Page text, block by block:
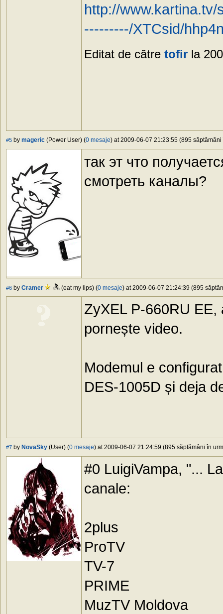
http://
---------/XTCsid/
Editat de către tofir la
#5 by mageric (Power User) (0 mesaje) at 2009-06-07 21:23:55 (895 săptămâni
так эт что
смотреть каналы?
#6 by Cramer (eat my lips) (0 mesaje) at 2009-06-07 21:24:39 (895
ZyXEL P-660RU
pornește video.
Modemul e
DES-1005D și deja
#7 by NovaSky (User) (0 mesaje) at 2009-06-07 21:24:59 (895 săptămâni în
#0 LuigiVampa, "...
canale:
2plus
ProTV
TV-7
PRIME
MuzTV Moldova